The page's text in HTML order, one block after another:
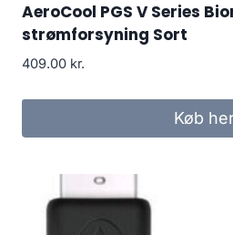
AeroCool PGS V Series
strømforsyning Sort
409.00 kr.
Køb